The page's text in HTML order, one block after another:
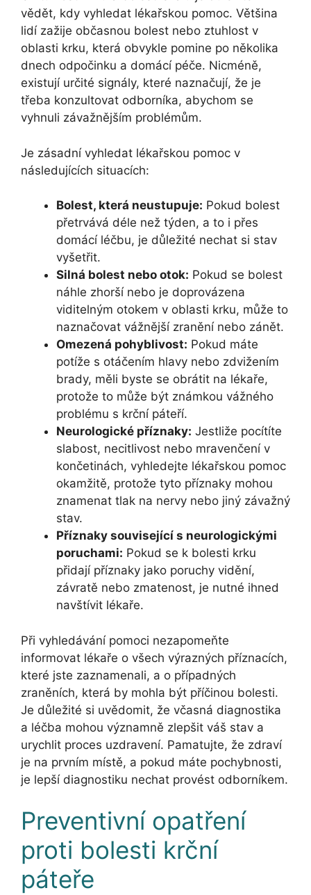
vědět, kdy vyhledat lékařskou pomoc. Většina
lidí zažije občasnou bolest nebo ztuhlost v
oblasti krku, která obvykle pomine po několika
dnech odpočinku a domácí péče. Nicméně,
existují určité signály, které naznačují, že je
třeba konzultovat odborníka, abychom se
vyhnuli závažnějším problémům.
Je zásadní vyhledat lékařskou pomoc v
následujících situacích:
Bolest, která neustupuje: Pokud bolest
přetrvává déle než týden, a to i přes
domácí léčbu, je důležité nechat si stav
vyšetřit.
Silná bolest nebo otok: Pokud se bolest
náhle zhorší nebo je doprovázena
viditelným otokem v oblasti krku, může to
naznačovat vážnější zranění nebo zánět.
Omezená pohyblivost: Pokud máte
potíže s otáčením hlavy nebo zdvižením
brady, měli byste se obrátit na lékaře,
protože to může být známkou vážného
problému s krční páteří.
Neurologické příznaky: Jestliže pocítíte
slabost, necitlivost nebo mravenčení v
končetinách, vyhledejte lékařskou pomoc
okamžitě, protože tyto příznaky mohou
znamenat tlak na nervy nebo jiný závažný
stav.
Příznaky související s neurologickými
poruchami: Pokud se k bolesti krku
přidají příznaky jako poruchy vidění,
závratě nebo zmatenost, je nutné ihned
navštívit lékaře.
Při vyhledávání pomoci nezapomeňte
informovat lékaře o všech výrazných příznacích,
které jste zaznamenali, a o případných
zraněních, která by mohla být příčinou bolesti.
Je důležité si uvědomit, že včasná diagnostika
a léčba mohou významně zlepšit váš stav a
urychlit proces uzdravení. Pamatujte, že zdraví
je na prvním místě, a pokud máte pochybnosti,
je lepší diagnostiku nechat provést odborníkem.
Preventivní opatření
proti bolesti krční
páteře